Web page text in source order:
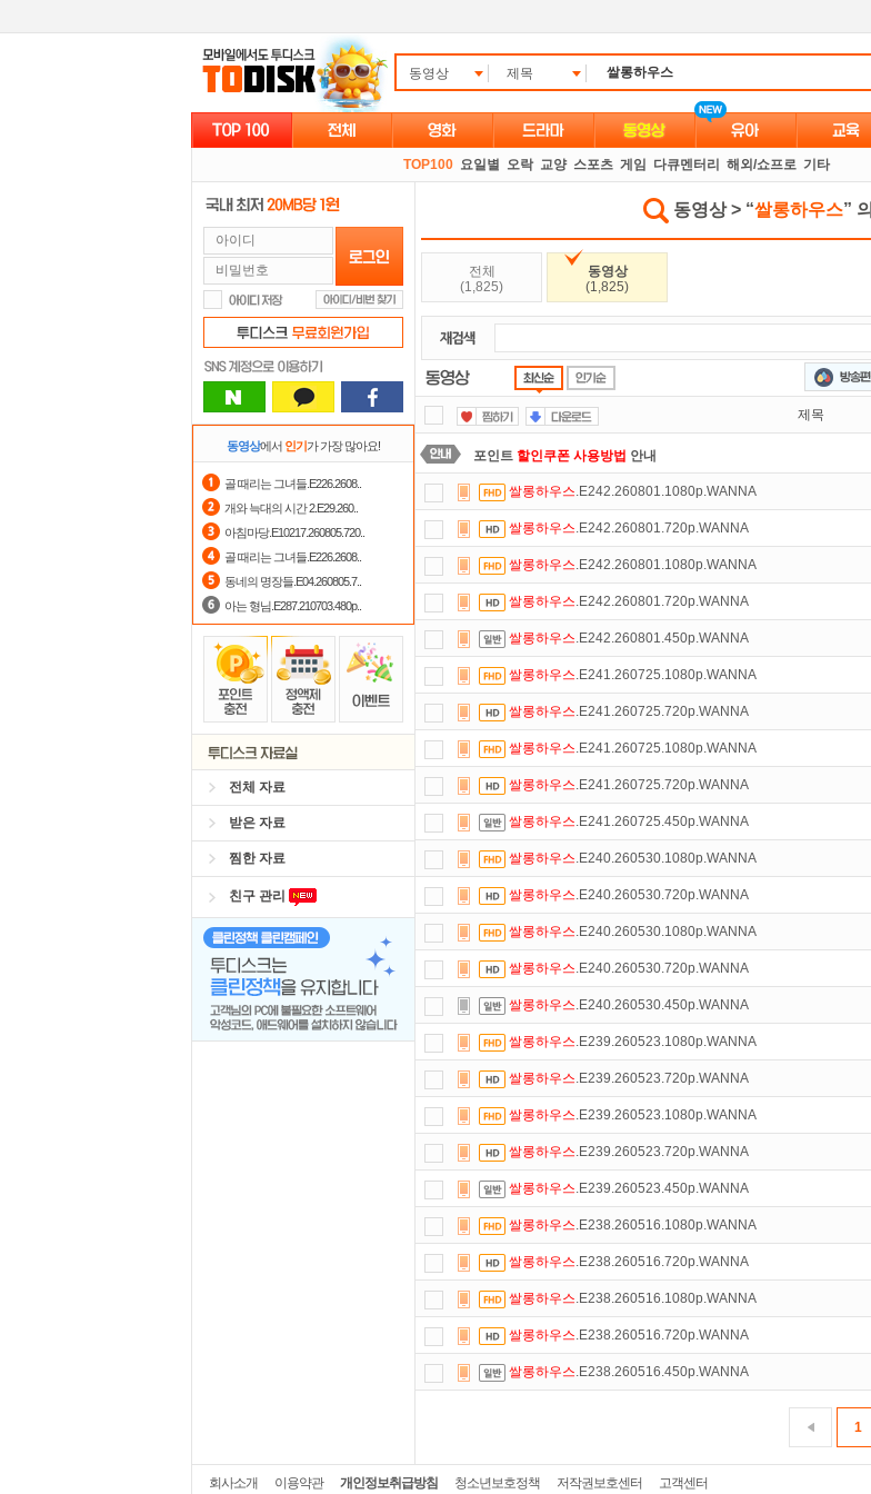
동영상 제목
TOP100 요일별 오락 교양 스포츠 게임 다큐멘터리 해외/쇼프로 기타
동영상에서 인기가 가장 많아요!
골 때리는 그녀들.E226.2608..
개와 늑대의 시간 2.E29.260..
아침마당.E10217.260805.720..
골 때리는 그녀들.E226.2608..
동네의 명장들.E04.260805.7..
아는 형님.E287.210703.480p..
전체 자료
받은 자료
찜한 자료
친구 관리
동영상 > “쌀롱하우스” 의
전체
(1,825)
동영상
(1,825)
제목
포인트 할인쿠폰 사용방법 안내
정액제할인쿠폰 사용방법안내
댓글만 잘써도 무료 포인트를 드립니다!
요즘 뭐가 재밌지? 투스토리~
스마트TV로 투디스크영화,드라마,예능보자!
숨어있는 카드 마일리지 조회하고100% 무료충전!
출석체크이벤트!매일매일출석체크!
쌀롱하우스.E242.260801.1080p.WANNA
쌀롱하우스.E242.260801.720p.WANNA
쌀롱하우스.E242.260801.1080p.WANNA
쌀롱하우스.E242.260801.720p.WANNA
쌀롱하우스.E242.260801.450p.WANNA
쌀롱하우스.E241.260725.1080p.WANNA
쌀롱하우스.E241.260725.720p.WANNA
쌀롱하우스.E241.260725.1080p.WANNA
쌀롱하우스.E241.260725.720p.WANNA
쌀롱하우스.E241.260725.450p.WANNA
쌀롱하우스.E240.260530.1080p.WANNA
쌀롱하우스.E240.260530.720p.WANNA
쌀롱하우스.E240.260530.1080p.WANNA
쌀롱하우스.E240.260530.720p.WANNA
쌀롱하우스.E240.260530.450p.WANNA
쌀롱하우스.E239.260523.1080p.WANNA
쌀롱하우스.E239.260523.720p.WANNA
쌀롱하우스.E239.260523.1080p.WANNA
쌀롱하우스.E239.260523.720p.WANNA
쌀롱하우스.E239.260523.450p.WANNA
쌀롱하우스.E238.260516.1080p.WANNA
쌀롱하우스.E238.260516.720p.WANNA
쌀롱하우스.E238.260516.1080p.WANNA
쌀롱하우스.E238.260516.720p.WANNA
쌀롱하우스.E238.260516.450p.WANNA
1
회사소개 이용약관 개인정보취급방침 청소년보호정책 저작권보호센터 고객센터